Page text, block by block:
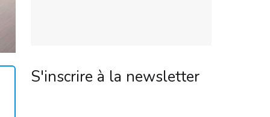
S'inscrire à la newsletter